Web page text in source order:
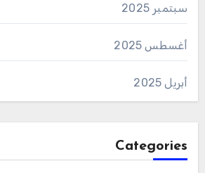
سبتمبر 2025
أغسطس 2025
أبريل 2025
Categories